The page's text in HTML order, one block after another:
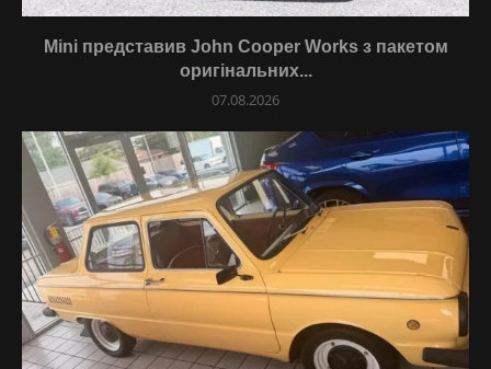
Mini представив John Cooper Works з пакетом
оригінальних...
07.08.2026